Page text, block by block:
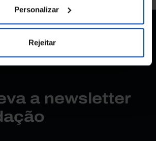
Personalizar
Rejeitar
a newsletter